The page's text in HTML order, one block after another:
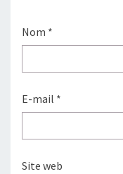
Nom *
E-mail *
Site web